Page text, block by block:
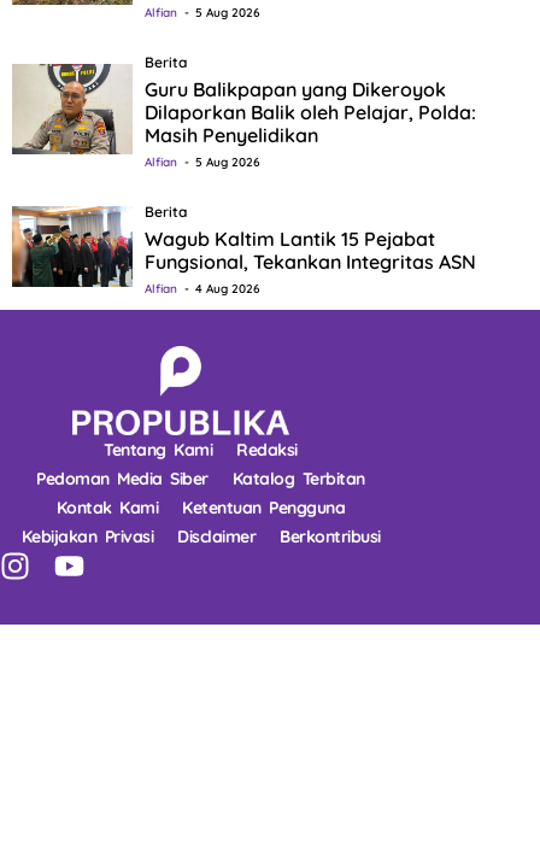
Alfian 5 Aug 2026
Berita
Guru Balikpapan yang Dikeroyok
Dilaporkan Balik oleh Pelajar, Polda:
Masih Penyelidikan
Alfian 5 Aug 2026
Berita
Wagub Kaltim Lantik 15 Pejabat
Fungsional, Tekankan Integritas ASN
Alfian 4 Aug 2026
Tentang Kami
Redaksi
Pedoman Media Siber
Katalog Terbitan
Kontak Kami
Ketentuan Pengguna
Kebijakan Privasi
Disclaimer Berkontribusi